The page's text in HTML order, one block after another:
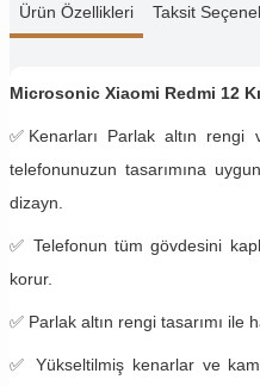
Ürün Özellikleri Taksit
Microsonic Xiaomi Redmi 12
✅ Kenarları Parlak altın
telefonunuzun tasarımına
dizayn.
✅Telefonun tüm gövdesini
korur.
✅ Parlak altın rengi tasarımı ile
✅ Yükseltilmiş kenarlar ve